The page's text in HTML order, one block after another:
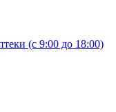
(с 9:00 до 18:00)